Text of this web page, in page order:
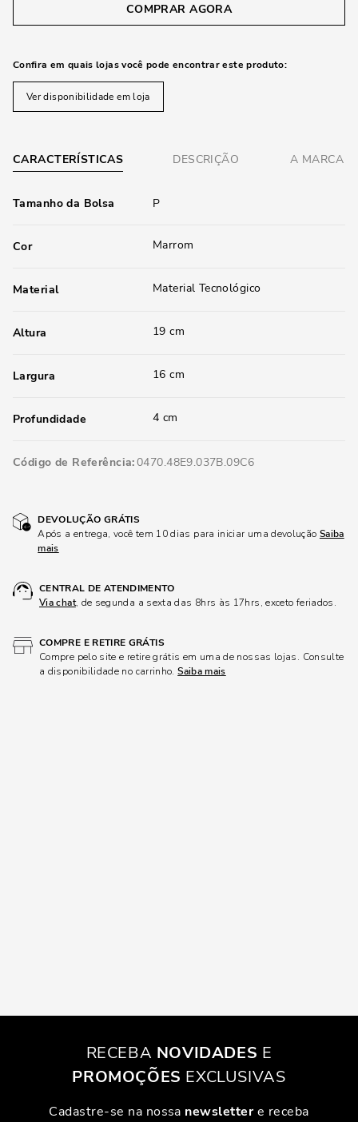
COMPRAR AGORA
Confira em quais lojas você pode encontrar este produto:
Ver disponibilidade em loja
CARACTERÍSTICAS DESCRIÇÃO A MARCA
Tamanho da Bolsa P
Cor Marrom
Material Material Tecnológico
Altura 19 cm
Largura 16 cm
Profundidade 4 cm
Código de Referência 0470.48E9.037B.09C6
DEVOLUÇÃO GRÁTIS
Após a entrega, você tem 10 dias para iniciar uma devolução Saiba
mais
CENTRAL DE ATENDIMENTO
Via chat, de segunda a sexta das 8hrs às 17hrs, exceto feriados.
COMPRE E RETIRE GRÁTIS
Compre pelo site e retire grátis em uma de nossas lojas. Consulte
a disponibilidade no carrinho.Saiba mais
RECEBA NOVIDADES E
PROMOÇÕES EXCLUSIVAS
Cadastre-se na nossa newslettere receba